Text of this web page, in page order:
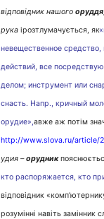
відповідник нашогооруддя
рука ірозтлумачується, як
невещественное средство,
действий, все
делом; инструмент или
снасть. Напр., кричный
орудие»,авже аж потім
http://www.slova.ru/article/
удия –орудник
кто распоряжается, кто
відповідник
розумінні навіть замінник